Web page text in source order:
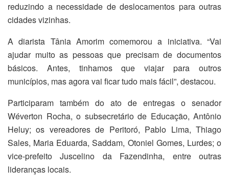
reduzindo a necessidade de deslocamentos para outras
cidades vizinhas.
A diarista Tânia Amorim comemorou a iniciativa. “Vai
ajudar muito as pessoas que precisam de documentos
básicos. Antes, tinhamos que viajar para outros
municípios, mas agora vai ficar tudo mais fácil”, destacou.
Participaram também do ato de entregas o senador
Wéverton Rocha, o subsecretário de Educação, Antônio
Heluy; os vereadores de Peritoró, Pablo Lima, Thiago
Sales, Maria Eduarda, Saddam, Otoniel Gomes, Lurdes; o
vice-prefeito Juscelino da Fazendinha, entre outras
lideranças locais.